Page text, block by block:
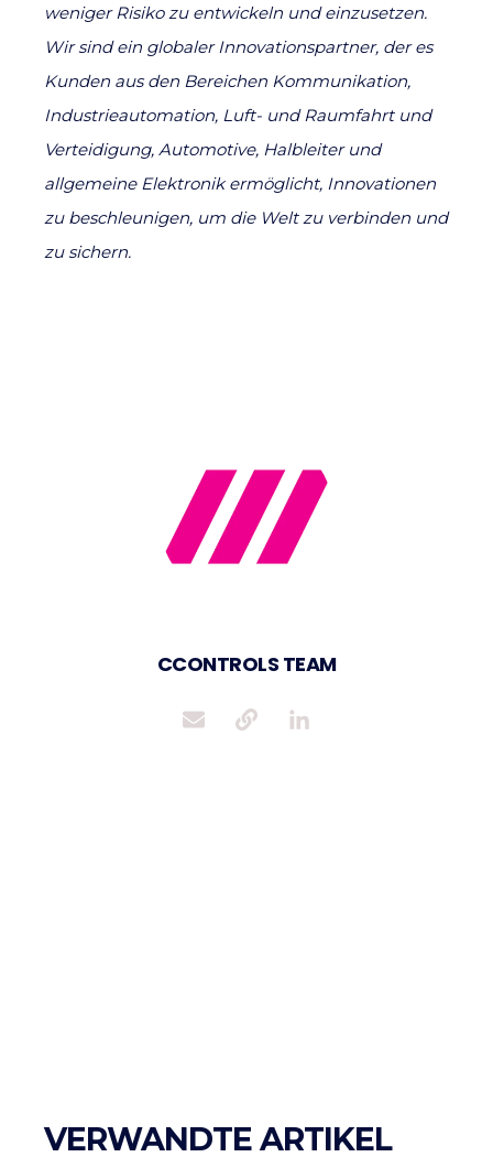
weniger Risiko zu entwickeln und einzusetzen.
Wir sind ein globaler Innovationspartner, der es
Kunden aus den Bereichen Kommunikation,
Industrieautomation, Luft- und Raumfahrt und
Verteidigung, Automotive, Halbleiter und
allgemeine Elektronik ermöglicht, Innovationen
zu beschleunigen, um die Welt zu verbinden und
zu sichern.
CCONTROLS TEAM
VERWANDTE ARTIKEL